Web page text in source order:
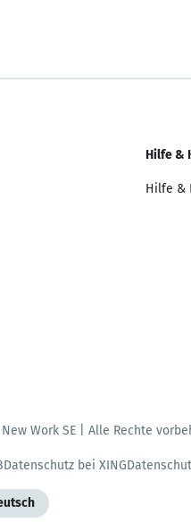
Hilfe &
Hilfe &
Work SE | Alle Rechte
Datenschutz bei XING